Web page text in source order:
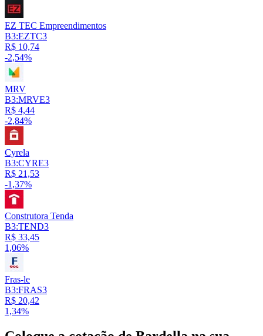
EZ TEC Empreendimentos
B3:EZTC3
R$ 10,74
-2,54%
MRV
B3:MRVE3
R$ 4,44
-2,84%
Cyrela
B3:CYRE3
R$ 21,53
-1,37%
Construtora Tenda
B3:TEND3
R$ 33,45
1,06%
Fras-le
B3:FRAS3
R$ 20,42
1,34%